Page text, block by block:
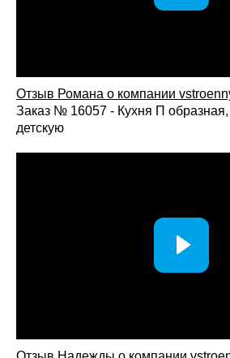
Отзыв Романа о компании
Заказ № 16057 - Кухня П
детскую